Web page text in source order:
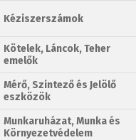
Kéziszerszámok
Kötelek, Láncok, Teher
emelők
Mérő, Szintező és Jelölő
eszközök
Munkaruházat, Munka és
Környezetvédelem